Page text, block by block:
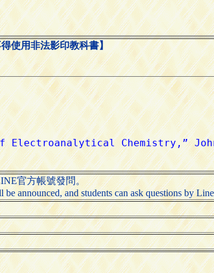
使用非法影印教科書】
官方帳號發問。
announced, and students can ask questions by